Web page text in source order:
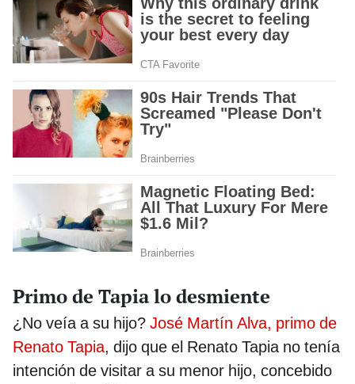
Primo de Tapia lo desmiente
¿No veía a su hijo? José Martín Alva, primo de
Renato Tapia, dijo que el Renato Tapia no tenía
intención de visitar a su menor hijo, concebido